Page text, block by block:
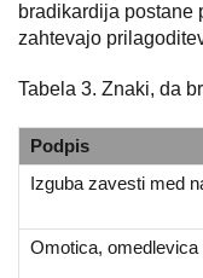
bradikardija postane
zahtevajo
Tabela 3. Znaki, da
Podpis
Izguba zavesti med
Omotica, omedlevica